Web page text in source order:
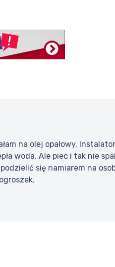
na olej opałowy.
woda. Ale piec i tak nie
się namiarem na